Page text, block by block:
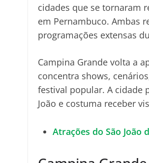
cidades que se tornaram
em Pernambuco. Ambas
programações extensas
Campina Grande volta a
concentra shows,
festival popular. A cidade
João e costuma receber
Atrações do São João